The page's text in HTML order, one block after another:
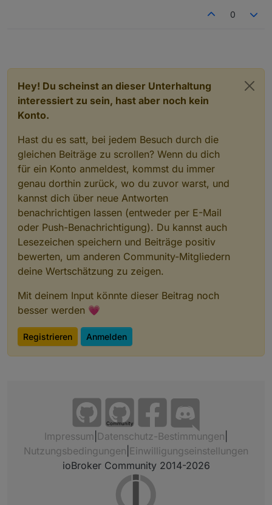
2021-10-24 18:07:47.998	warn	Unkown
2021-10-24 18:07:15.628	warn	Unkown
sma-em.0
2021-10-24 18:07:15.627	warn	Unkown
EnergyMeter upgedatet (wenn das so einfach geht).
0
Hey! Du scheinst an dieser Unterhaltung
interessiert zu sein, hast aber noch kein
Konto.
Hast du es satt, bei jedem Besuch durch die
gleichen Beiträge zu scrollen? Wenn du dich
für ein Konto anmeldest, kommst du immer
genau dorthin zurück, wo du zuvor warst, und
kannst dich über neue Antworten
benachrichtigen lassen (entweder per E-Mail
oder Push-Benachrichtigung). Du kannst auch
Lesezeichen speichern und Beiträge positiv
bewerten, um anderen Community-Mitgliedern
deine Wertschätzung zu zeigen.
Mit deinem Input könnte dieser Beitrag noch
besser werden 💗
Registrieren Anmelden
Community
Impressum Datenschutz-Bestimmungen
Nutzungsbedingungen Einwilligungseinstellungen
ioBroker Community 2014-2026